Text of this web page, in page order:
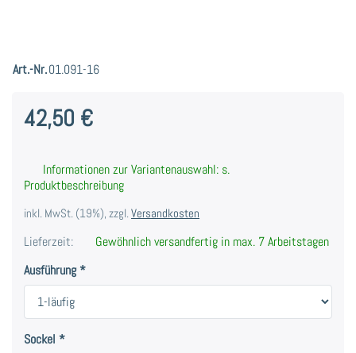
Art.-Nr.01.091-16
42,50 €
Informationen zur Variantenauswahl: s.
Produktbeschreibung
inkl. MwSt. (19%), zzgl.Versandkosten
Lieferzeit:
Gewöhnlich versandfertig in max. 7 Arbeitstagen
Ausführung
Sockel